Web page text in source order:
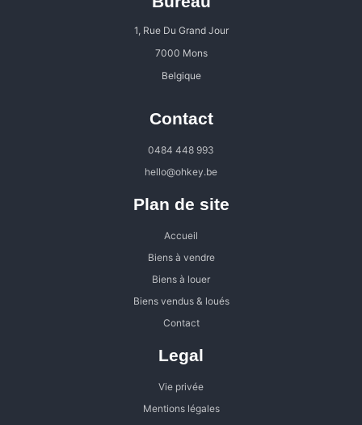
1, Rue Du Grand Jour
7000 Mons
Belgique
Contact
0484 448 993
hello@ohkey.be
Plan de site
Accueil
Biens à vendre
Biens à louer
Biens vendus & loués
Contact
Legal
Vie privée
Mentions légales